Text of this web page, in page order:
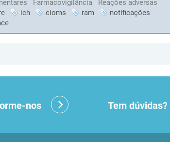
Farmacovigilância
Reações adversas
ich cioms ram
notificações
nos Tem dúvidas?